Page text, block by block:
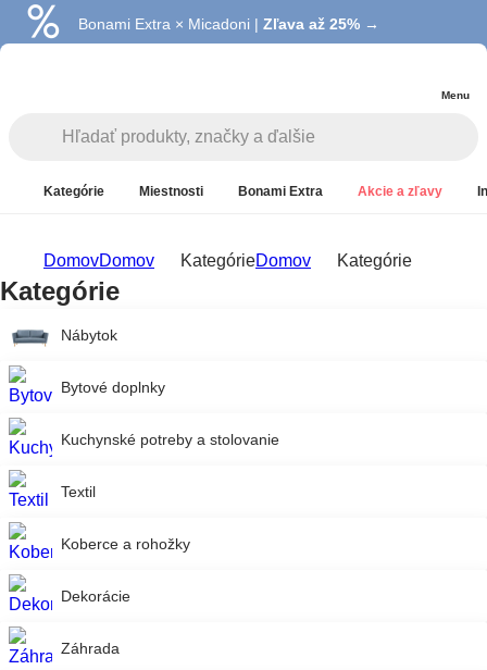
Bonami Extra × Micadoni | Zľava až 25% →
Menu
Kategórie Miestnosti Bonami Extra Akcie a zľavy
DomovDomov KategórieDomov Kategórie
Kategórie
Nábytok
Bytové doplnky
Kuchynské potreby a stolovanie
Textil
Koberce a rohožky
Dekorácie
Záhrada